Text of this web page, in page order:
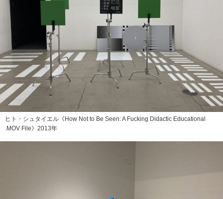
ヒト・シュタイエル《How Not to Be Seen: A Fucking Didactic Educational
.MOV File》2013年